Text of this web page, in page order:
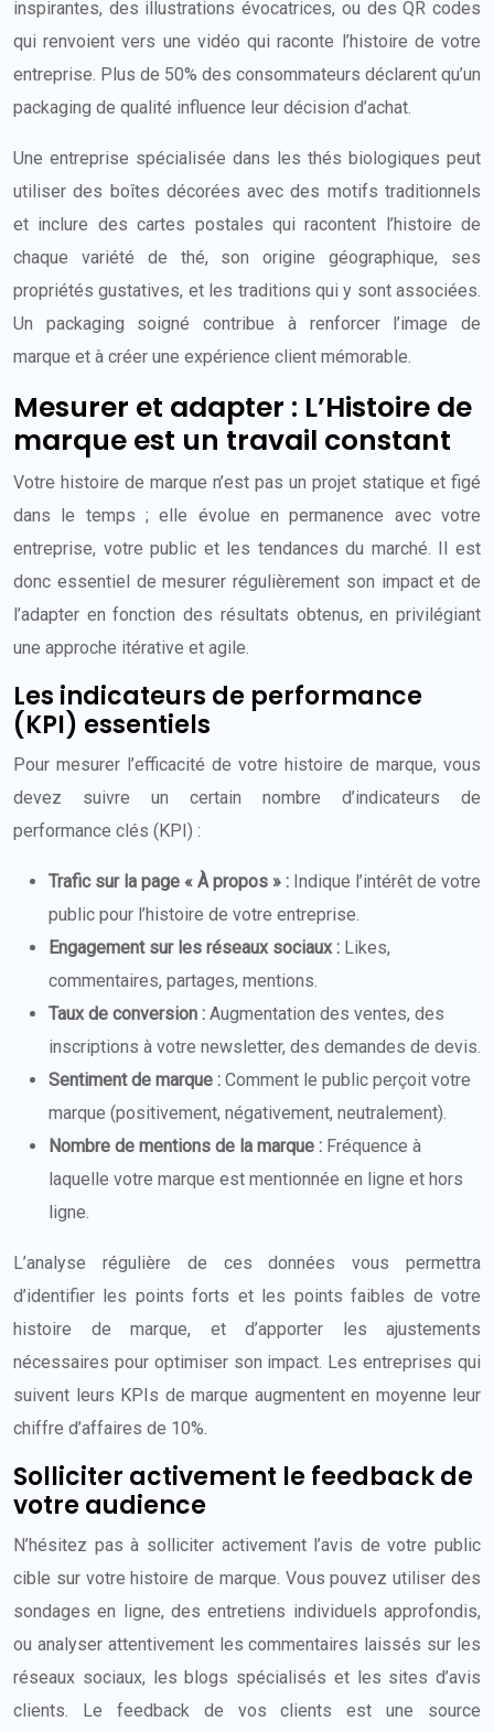
inspirantes, des illustrations évocatrices, ou des QR codes
qui renvoient vers une vidéo qui raconte l’histoire de votre
entreprise. Plus de 50% des consommateurs déclarent qu’un
packaging de qualité influence leur décision d’achat.
Une entreprise spécialisée dans les thés biologiques peut
utiliser des boîtes décorées avec des motifs traditionnels
et inclure des cartes postales qui racontent l’histoire de
chaque variété de thé, son origine géographique, ses
propriétés gustatives, et les traditions qui y sont associées.
Un packaging soigné contribue à renforcer l’image de
marque et à créer une expérience client mémorable.
Mesurer et adapter : L’Histoire de
marque est un travail constant
Votre histoire de marque n’est pas un projet statique et figé
dans le temps ; elle évolue en permanence avec votre
entreprise, votre public et les tendances du marché. Il est
donc essentiel de mesurer régulièrement son impact et de
l’adapter en fonction des résultats obtenus, en privilégiant
une approche itérative et agile.
Les indicateurs de performance
(KPI) essentiels
Pour mesurer l’efficacité de votre histoire de marque, vous
devez suivre un certain nombre d’indicateurs de
performance clés (KPI) :
Trafic sur la page « À propos » : Indique l’intérêt de votre
public pour l’histoire de votre entreprise.
Engagement sur les réseaux sociaux : Likes,
commentaires, partages, mentions.
Taux de conversion : Augmentation des ventes, des
inscriptions à votre newsletter, des demandes de devis.
Sentiment de marque : Comment le public perçoit votre
marque (positivement, négativement, neutralement).
Nombre de mentions de la marque : Fréquence à
laquelle votre marque est mentionnée en ligne et hors
ligne.
L’analyse régulière de ces données vous permettra
d’identifier les points forts et les points faibles de votre
histoire de marque, et d’apporter les ajustements
nécessaires pour optimiser son impact. Les entreprises qui
suivent leurs KPIs de marque augmentent en moyenne leur
chiffre d’affaires de 10%.
Solliciter activement le feedback de
votre audience
N’hésitez pas à solliciter activement l’avis de votre public
cible sur votre histoire de marque. Vous pouvez utiliser des
sondages en ligne, des entretiens individuels approfondis,
ou analyser attentivement les commentaires laissés sur les
réseaux sociaux, les blogs spécialisés et les sites d’avis
clients. Le feedback de vos clients est une source